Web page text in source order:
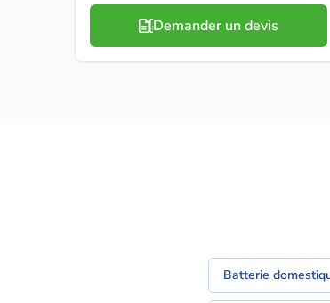
Demander un devis
Batterie